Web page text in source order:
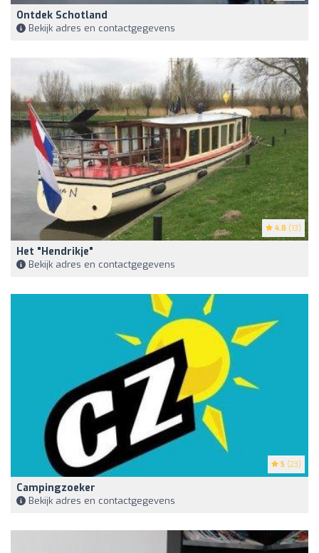
Ontdek Schotland
Bekijk adres en contactgegevens
4.8 (13)
Het "Hendrikje"
Bekijk adres en contactgegevens
5 (23)
Campingzoeker
Bekijk adres en contactgegevens